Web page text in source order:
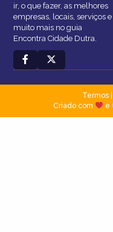
ir, o que fazer, as melhores
empresas, locais, serviços e
muito mais no guia
Encontra Cidade Dutra.
Termos|
Criado com
e